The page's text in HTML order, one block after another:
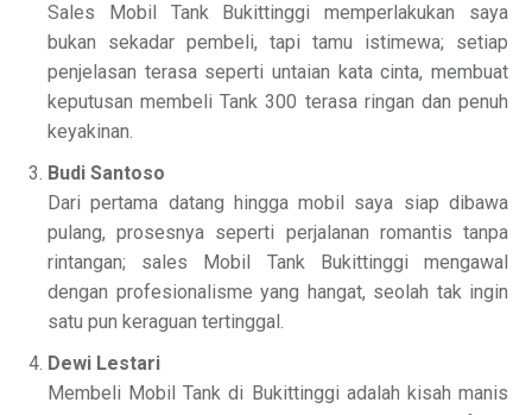
Sales Mobil Tank Bukittinggi memperlakukan saya
bukan sekadar pembeli, tapi tamu istimewa; setiap
penjelasan terasa seperti untaian kata cinta, membuat
keputusan membeli Tank 300 terasa ringan dan penuh
keyakinan.
Budi Santoso
Dari pertama datang hingga mobil saya siap dibawa
pulang, prosesnya seperti perjalanan romantis tanpa
rintangan; sales Mobil Tank Bukittinggi mengawal
dengan profesionalisme yang hangat, seolah tak ingin
satu pun keraguan tertinggal.
Dewi Lestari
Membeli Mobil Tank di Bukittinggi adalah kisah manis